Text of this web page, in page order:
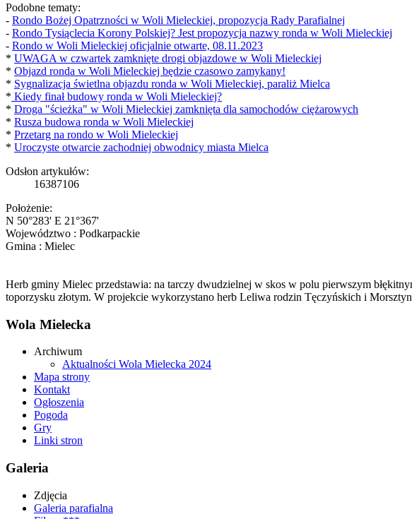
Podobne tematy:
- Rondo Bożej Opatrzności w Woli Mieleckiej, propozycja Rady Parafialnej
- Rondo Tysiąclecia Korony Polskiej? Jest propozycja nazwy ronda w Woli Mieleckiej
- Rondo w Woli Mieleckiej oficjalnie otwarte, 08.11.2023
* UWAGA w czwartek zamknięte drogi objazdowe w Woli Mieleckiej
* Objazd ronda w Woli Mieleckiej będzie czasowo zamykany!
* Sygnalizacja świetlna objazdu ronda w Woli Mieleckiej, paraliż Mielca
* Kiedy finał budowy ronda w Woli Mieleckiej?
* Droga "ścieżka" w Woli Mieleckiej zamknięta dla samochodów ciężarowych
* Rusza budowa ronda w Woli Mieleckiej
* Przetarg na rondo w Woli Mieleckiej
* Uroczyste otwarcie zachodniej obwodnicy miasta Mielca
Odsłon artykułów:
16387106
Położenie:
N 50°283' E 21°367'
Województwo : Podkarpackie
Gmina : Mielec
Herb gminy Mielec przedstawia: na tarczy dwudzielnej w skos w polu pierwszym
toporzysku złotym. W projekcie wykorzystano herb Leliwa rodzin Tęczyńskich i
Wola Mielecka
Archiwum
Aktualności Wola Mielecka 2024
Mapa strony
Kontakt
Ogłoszenia
Pogoda
Gry
Linki stron
Galeria
Zdjęcia
Galeria parafialna